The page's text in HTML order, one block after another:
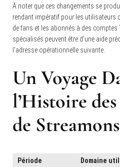
À noter que ces changements se
rendant impératif pour les utilisateurs
de fans et les abonnés à des
spécialisés peuvent être d’une aide
l’adresse opérationnelle suivante.
Un Voyage
l’Histoire
de
Période
Domaine